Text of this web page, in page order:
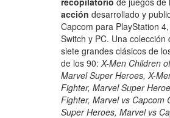
acción desarrollado y
Capcom para PlayStation
Switch y PC. Una colección
siete grandes clásicos de
de los 90:X-Men Children
Marvel Super Heroes, X-
Fighter, Marvel Super
Fighter, Marvel vs Capcom
Super Heroes, Marvel vs